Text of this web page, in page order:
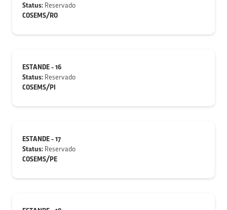
Status: Reservado
COSEMS/RO
ESTANDE - 16
Status: Reservado
COSEMS/PI
ESTANDE - 17
Status: Reservado
COSEMS/PE